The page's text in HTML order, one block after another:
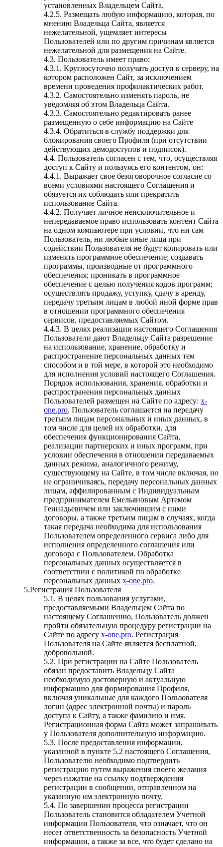
установленных Владельцем Сайта.
4.2.5. Размещать любую информацию, которая, по
мнению Владельца Сайта, является
нежелательной, ущемляет интересы
Пользователей или по другим причинам является
нежелательной для размещения на Сайте.
4.3. Пользователь имеет право:
4.3.1. Круглосуточно получать доступ к серверу, на
котором расположен Сайт, за исключением
времени проведения профилактических работ.
4.3.2. Самостоятельно изменять пароль, не
уведомляя об этом Владельца Сайта.
4.3.3. Самостоятельно редактировать ранее
размещенную о себе информацию на Сайте
4.3.4. Обратиться в службу поддержки для
блокирования своего Профиля (при отсутствии
действующих демодоступов и подписок).
4.4. Пользователь согласен с тем, что, осуществляя
доступ к Сайту и пользуясь его контентом, он:
4.4.1. Выражает свое безоговорочное согласие со
всеми условиями настоящего Соглашения и
обязуется их соблюдать или прекратить
использование Сайта.
4.4.2. Получает личное неисключительное и
непередаваемое право использовать контент Сайта
на одном компьютере при условии, что ни сам
Пользователь, ни любые иные лица при
содействии Пользователя не будут копировать или
изменять программное обеспечение; создавать
программы, производные от программного
обеспечения; проникать в программное
обеспечение с целью получения кодов программ;
осуществлять продажу, уступку, сдачу в аренду,
передачу третьим лицам в любой иной форме прав
в отношении программного обеспечения
сервисов, предоставляемых Сайтом.
4.4.3. В целях реализации настоящего Соглашения
Пользователи дают Владельцу Сайта разрешение
на использование, хранение, обработку и
распространение персональных данных тем
способом и в той мере, в которой это необходимо
для исполнения условий настоящего Соглашения.
Порядок использования, хранения, обработки и
распространения персональных данных
Пользователей размещен на Сайте по адресу: x-
one.pro. Пользователь соглашается на передачу
третьим лицам персональных и иных данных, в
том числе для целей их обработки, для
обеспечения функционирования Сайта,
реализации партнерских и иных программ, при
условии обеспечения в отношении передаваемых
данных режима, аналогичного режиму,
существующему на Сайте, в том числе включая, но
не ограничиваясь, передачу персональных данных
лицам, аффилированным с Индивидуальным
предпринимателем Емельяновым Артемом
Геннадьевичем или заключившим с ними
договоры, а также третьим лицам в случаях, когда
такая передача необходима для использования
Пользователем определенного сервиса либо для
исполнения определенного соглашения или
договора с Пользователем. Обработка
персональных данных осуществляется в
соответствии с политикой по обработке
персональных данных x-one.pro.
5.Регистрация Пользователя
5.1. В целях пользования услугами,
предоставляемыми Владельцем Сайта по
настоящему Соглашению, Пользователь должен
пройти обязательную процедуру регистрации на
Сайте по адресу x-one.pro. Регистрация
Пользователя на Сайте является бесплатной,
добровольной.
5.2. При регистрации на Сайте Пользователь
обязан предоставить Владельцу Сайта
необходимую достоверную и актуальную
информацию для формирования Профиля,
включая уникальные для каждого Пользователя
логин (адрес электронной почты) и пароль
доступа к Сайту, а также фамилию и имя.
Регистрационная форма Сайта может запрашивать
у Пользователя дополнительную информацию.
5.3. После предоставления информации,
указанной в пункте 5.2 настоящего Соглашения,
Пользователю необходимо подтвердить
регистрацию путем выражения своего желания
через нажатие на ссылку подтверждения
регистрации в сообщении, отправленном на
указанную им электронную почту.
5.4. По завершении процесса регистрации
Пользователь становится обладателем Учетной
информации Пользователя, что означает, что он
несет ответственность за безопасность Учетной
информации, а также за все, что будет сделано на